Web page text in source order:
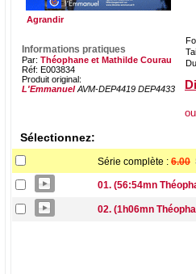
Agrandir
Informations pratiques
Par: Théophane et Mathilde Courau
Réf: E003834
Produit original:
L'EmmanuelAVM-DEP4419 DEP4433
Sélectionnez:
Série complète : 6.00
01. (56:54mn
02. (1h06mn